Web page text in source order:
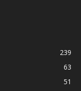
239
63
51